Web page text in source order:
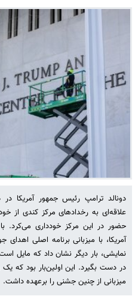
دونالد ترامپ رئیس جمهور آمریکا
علاقه‌ای به رخدادهای مرکز کندی از
آمریکا، با میزبانی برنامه اصلی
نمایشی، بار دیگر نشان داد که مایل
در دست بگیرد. این اولین‌بار بود که
میزبانی از چنین جشنی را برعهده داشت.